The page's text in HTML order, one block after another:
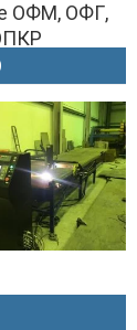
ОФМ, ОФГ,